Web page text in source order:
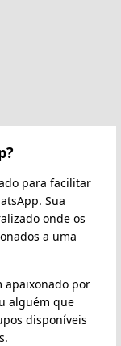
para facilitar
Sua
onde os
a uma
apaixonado por
alguém que
disponíveis